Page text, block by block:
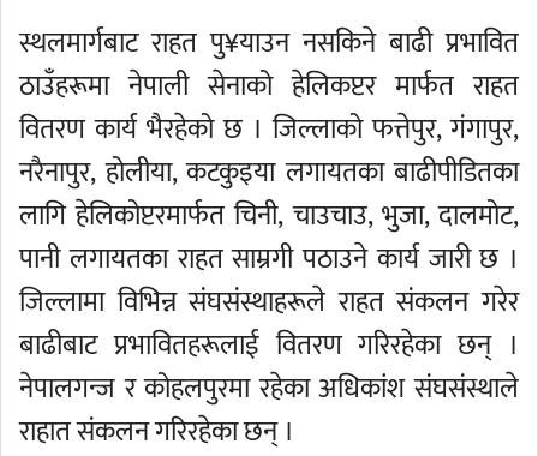
स्थलमार्गबाट राहत पु¥याउन नसकिने बाढी प्रभावित
ठाउँहरूमा नेपाली सेनाको हेलिकप्टर मार्फत राहत
वितरण कार्य भैरहेको छ । जिल्लाको फत्तेपुर, गंगापुर,
नरैनापुर, होलीया, कटकुइया लगायतका बाढीपीडितका
लागि हेलिकोप्टरमार्फत चिनी, चाउचाउ, भुजा, दालमोट,
पानी लगायतका राहत साम्रगी पठाउने कार्य जारी छ ।
जिल्लामा विभिन्न संघसंस्थाहरूले राहत संकलन गरेर
बाढीबाट प्रभावितहरूलाई वितरण गरिरहेका छन् ।
नेपालगन्ज र कोहलपुरमा रहेका अधिकांश संघसंस्थाले
राहात संकलन गरिरहेका छन् ।